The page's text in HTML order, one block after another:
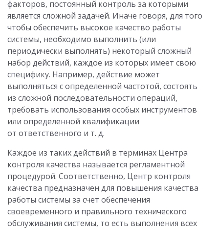
факторов, постоянный контроль за которыми
является сложной задачей. Иначе говоря, для того
чтобы обеспечить высокое качество работы
системы, необходимо выполнить (или
периодически выполнять) некоторый сложный
набор действий, каждое из которых имеет свою
специфику. Например, действие может
выполняться с определенной частотой, состоять
из сложной последовательности операций,
требовать использования особых инструментов
или определенной квалификации
от ответственного и т. д.
Каждое из таких действий в терминах Центра
контроля качества называется регламентной
процедурой. Соответственно, Центр контроля
качества предназначен для повышения качества
работы системы за счет обеспечения
своевременного и правильного технического
обслуживания системы, то есть выполнения всех